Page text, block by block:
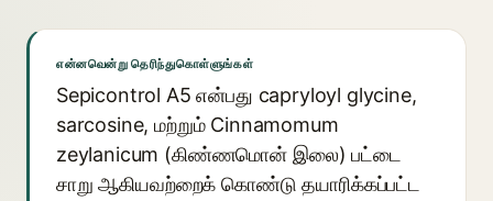
என்னவென்று தெரிந்துகொள்ளுங்கள்
Sepicontrol A5 என்பது capryloyl glycine,
sarcosine, மற்றும் Cinnamomum
zeylanicum (கிண்ணமொன் இலை) பட்டை
சாறு ஆகியவற்றைக் கொண்டு தயாரிக்கப்பட்ட